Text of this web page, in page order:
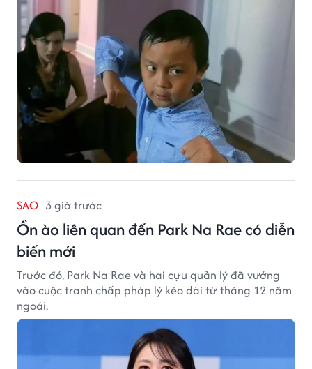
SAO 3 giờ trước
Ồn ào liên quan đến Park Na Rae có diễn
biến mới
Trước đó, Park Na Rae và hai cựu quản lý đã vướng
vào cuộc tranh chấp pháp lý kéo dài từ tháng 12 năm
ngoái.